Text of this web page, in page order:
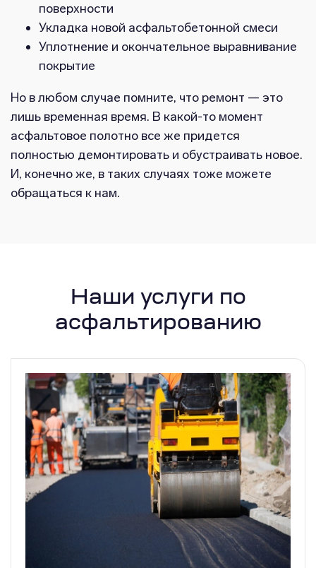
поверхности
Укладка новой асфальтобетонной смеси
Уплотнение и окончательное выравнивание
покрытие
Но в любом случае помните, что ремонт — это
лишь временная время. В какой-то момент
асфальтовое полотно все же придется
полностью демонтировать и обустраивать новое.
И, конечно же, в таких случаях тоже можете
обращаться к нам.
Наши услуги по
асфальтированию